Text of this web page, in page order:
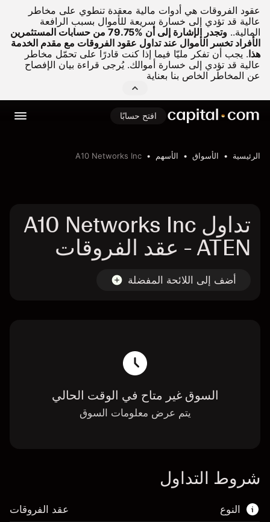
عقود الفروقات هي أدوات مالية معقدة تنطوي على مخاطر
عالية قد تؤدي إلى خسارة سريعة للأموال بسبب الرافعة
المالية..
وتجدر الإشارة إلى أن %79.75 من حسابات المستثمرين
الأفراد تخسر الأموال عند تداول عقود الفروقات مع مقدم الخدمة
هذا. يجب أن تفكر مليّا فيما إذا كنت قادرًا على تحمّل مخاطر
عالية قد تؤدي إلى خسارة أموالك. يُرجى قراءة بيان الإفصاح
عن المخاطر الخاص بنا بعناية
افتح حسابًا
الرئيسية الأسواق الأسهم A10 Networks Inc
تداول A10 Networks Inc
- ATEN عقد الفروقات
أضف إلى اللائحة المفضلة
السوق غير متاح في الوقت الحالي
يتم عرض معلومات السوق
شروط التداول
النوع عقد الفروقات